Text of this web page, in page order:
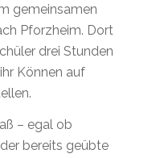
gemeinsamen
Pforzheim. Dort
drei Stunden
Können auf
– egal ob
bereits geübte